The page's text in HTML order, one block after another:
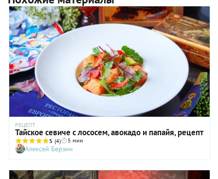
РЕЦЕПТ
Тайское севиче с лососем, авокадо и папайя, рецепт
5 (4) 5 мин
Алексей Берзин